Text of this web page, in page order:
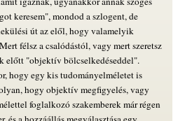
keresem", mondod a szlogent, de
út az elől, hogy valamelyik
félsz a csalódástól, vagy mert szeretsz
előtt "objektív bölcselkedéseddel".
hogy egy kis tudományelméletet is
hogy objektív megfigyelés, vagy
foglalkozó szakemberek már régen